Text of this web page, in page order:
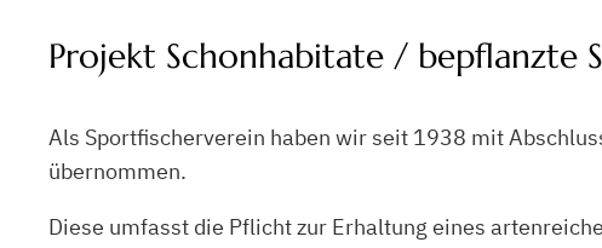
Projekt Schonhabitate / bepflanzte
Als Sportfischerverein haben wir seit 1938 mit
übernommen.
Diese umfasst die Pflicht zur Erhaltung eines